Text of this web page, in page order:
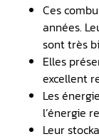
Ces
années.
sont très
Elles
excellent
Les
l’énergie
Leur